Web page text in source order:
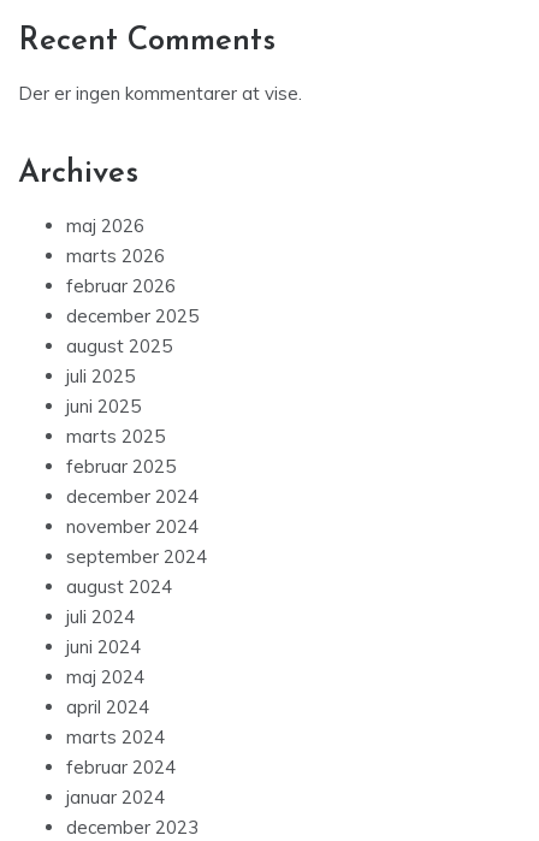
Recent Comments
Der er ingen kommentarer at vise.
Archives
maj 2026
marts 2026
februar 2026
december 2025
august 2025
juli 2025
juni 2025
marts 2025
februar 2025
december 2024
november 2024
september 2024
august 2024
juli 2024
juni 2024
maj 2024
april 2024
marts 2024
februar 2024
januar 2024
december 2023